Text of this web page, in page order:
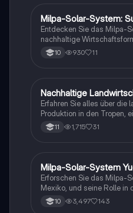
Geographie.
Geographie/Erdkunde
Milpa-Solar-System:
Entdecken Sie das Milpa-
nachhaltige
Selbstversorgung und
Zusammenfassung
Studierende, die sich mit
und Landwirtschaft
10 930 11
Geographie/Erdkunde
Nachhaltige
Erfahren Sie alles über die
Produktion in den Tropen,
Subsistenzwirtschaft,
Kleinbäuerlicher
Landwirtschaft sowie die
tropischen Ökosystemen.
Abiturvorbereitung im Fach
11 1,715 31
Geographie/Erdkunde
Milpa-Solar-System
Erforschen Sie das Milpa-
Mexiko, und seine Rolle in
Subsistenzwirtschaft.
Bodenmerkmale, das
10 3,497 143